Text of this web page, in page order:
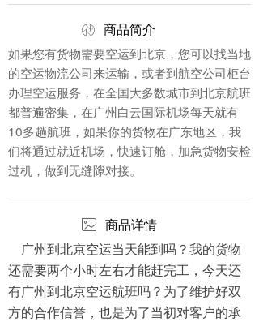
商品简介
如果您有货物需要空运到北京，您可以找当地
的空运物流公司来运输，或者到航空公司柜台
办理空运服务，在全国大多数城市到北京航班
都普遍密集，在广州白云国际机场每天就有
10多趟航班，如果你的货物在广东地区，我
们将通过就近机场，快速订舱，加急货物安检
过机，做到无缝隙对接。
商品详情
广州到北京空运当天能到吗？我的货物
还需要两个小时左右才能赶完工，今天还
有广州到北京空运航班吗？为了维护好双
方的合作信誉，也是为了当初对客户的承
ꁵ
ꂈ